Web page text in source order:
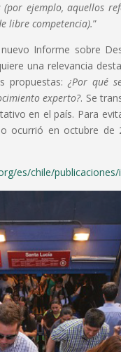
(por ejemplo, aquellos
libre competencia).”
Informe sobre
una relevancia
propuestas:¿Por qué
experto?. Se
en el país. Para
ocurrió en octubre
es/chile/